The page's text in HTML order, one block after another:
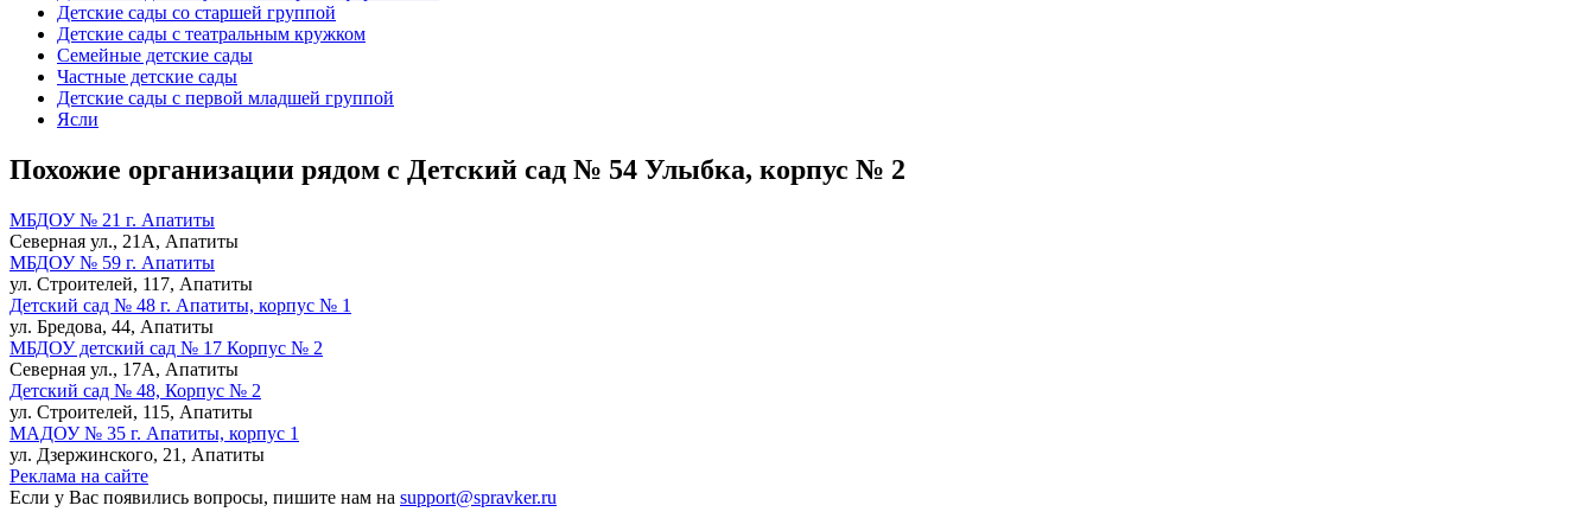
Детские сады со старшей группой
Детские сады с театральным кружком
Семейные детские сады
Частные детские сады
Детские сады с первой младшей группой
Ясли
Похожие организации рядом с Детский сад № 54 Улыбка, корпус № 2
МБДОУ № 21 г. Апатиты
Северная ул., 21А, Апатиты
МБДОУ № 59 г. Апатиты
ул. Строителей, 117, Апатиты
Детский сад № 48 г. Апатиты, корпус № 1
ул. Бредова, 44, Апатиты
МБДОУ детский сад № 17 Корпус № 2
Северная ул., 17А, Апатиты
Детский сад № 48, Корпус № 2
ул. Строителей, 115, Апатиты
МАДОУ № 35 г. Апатиты, корпус 1
ул. Дзержинского, 21, Апатиты
Реклама на сайте
Если у Вас появились вопросы, пишите нам на support@spravker.ru